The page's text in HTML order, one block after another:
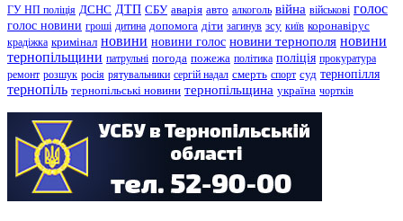
ГУ НП поліція ДСНС ДТП СБУ аварія авто алкоголь війна військові голос
голос новини гроші дитина допомога діти загинув зсу київ коронавірус
крадіжка кримінал новини новини голос новини тернополя новини
тернопільщини патрульні погода пожежа політика поліція прокуратура
ремонт розшук росія рятувальники сергій надал смерть спорт суд тернопілля
тернопіль тернопільські новини тернопільщина україна чортків